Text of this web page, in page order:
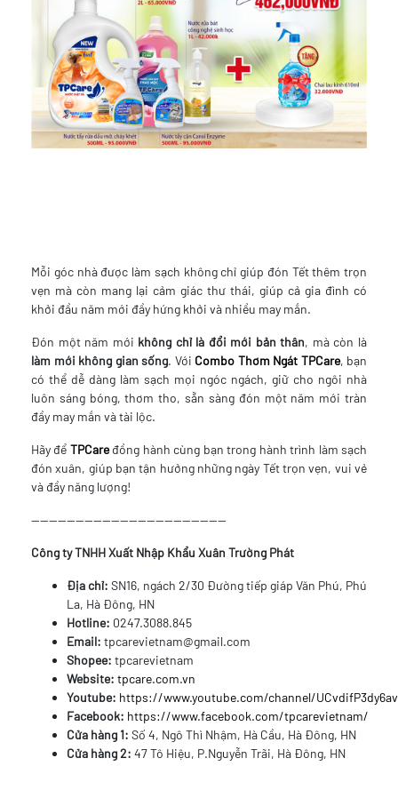
Mỗi góc nhà được làm sạch không chỉ giúp đón Tết thêm trọn
vẹn mà còn mang lại cảm giác thư thái, giúp cả gia đình có
khởi đầu năm mới đầy hứng khởi và nhiều may mắn.
Đón một năm mới không chỉ là đổi mới bản thân, mà còn là
làm mới không gian sống. Với Combo Thơm Ngát TPCare, bạn
có thể dễ dàng làm sạch mọi ngóc ngách, giữ cho ngôi nhà
luôn sáng bóng, thơm tho, sẵn sàng đón một năm mới tràn
đầy may mắn và tài lộc.
Hãy để TPCaređồng hành cùng bạn trong hành trình làm sạch
đón xuân, giúp bạn tận hưởng những ngày Tết trọn vẹn, vui vẻ
và đầy năng lượng!
--------------------------------------------
Công ty TNHH Xuất Nhập Khẩu Xuân Trường Phát
Địa chỉ: SN16, ngách 2/30 Đường tiếp giáp Văn Phú, Phú
La, Hà Đông, HN
Hotline: 0247.3088.845
Email: tpcarevietnam@gmail.com
Shopee: tpcarevietnam
Website: tpcare.com.vn
Youtube: https://www.youtube.com/channel/
Facebook: https://www.facebook.com/tpcarevietnam/
Cửa hàng 1: Số 4, Ngô Thì Nhậm, Hà Cầu, Hà Đông, HN
Cửa hàng 2: 47 Tô Hiệu, P.Nguyễn Trãi, Hà Đông, HN